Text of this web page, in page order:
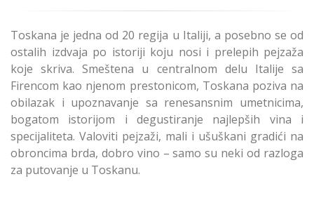
Toskana je jedna od 20 regija u Italiji, a posebno se od
ostalih izdvaja po istoriji koju nosi i prelepih pejzaža
koje skriva. Smeštena u centralnom delu Italije sa
Firencom kao njenom prestonicom, Toskana poziva na
obilazak i upoznavanje sa renesansnim umetnicima,
bogatom istorijom i degustiranje najlepših vina i
specijaliteta. Valoviti pejzaži, mali i ušuškani gradići na
obroncima brda, dobro vino – samo su neki od razloga
za putovanje u Toskanu.